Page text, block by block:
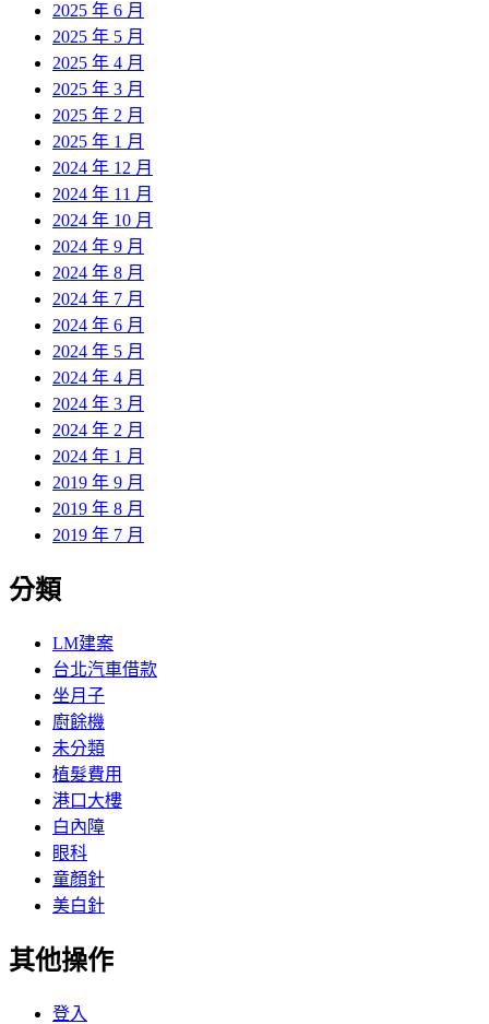
2025 年 6 月
2025 年 5 月
2025 年 4 月
2025 年 3 月
2025 年 2 月
2025 年 1 月
2024 年 12 月
2024 年 11 月
2024 年 10 月
2024 年 9 月
2024 年 8 月
2024 年 7 月
2024 年 6 月
2024 年 5 月
2024 年 4 月
2024 年 3 月
2024 年 2 月
2024 年 1 月
2019 年 9 月
2019 年 8 月
2019 年 7 月
分類
LM建案
台北汽車借款
坐月子
廚餘機
未分類
植髮費用
港口大樓
白內障
眼科
童顏針
美白針
其他操作
登入